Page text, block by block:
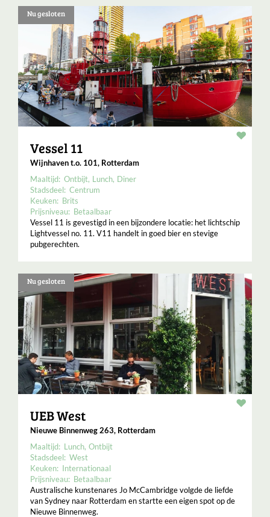
Nu gesloten
Vessel 11
Wijnhaven t.o. 101, Rotterdam
Maaltijd: Ontbijt Lunch Diner
Stadsdeel: Centrum
Keuken: Brits
Prijsniveau: Betaalbaar
Vessel 11 is gevestigd in een bijzondere locatie: het lichtschip
Lightvessel no. 11. V11 handelt in goed bier en stevige
pubgerechten.
Nu gesloten
UEB West
Nieuwe Binnenweg 263, Rotterdam
Maaltijd: Lunch Ontbijt
Stadsdeel: West
Keuken: Internationaal
Prijsniveau: Betaalbaar
Australische kunstenares Jo McCambridge volgde de liefde
van Sydney naar Rotterdam en startte een eigen spot op de
Nieuwe Binnenweg.